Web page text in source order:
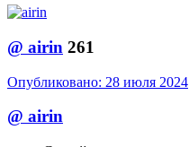
@ airin 261
Опубликовано: 28 июля 2024
@ airin